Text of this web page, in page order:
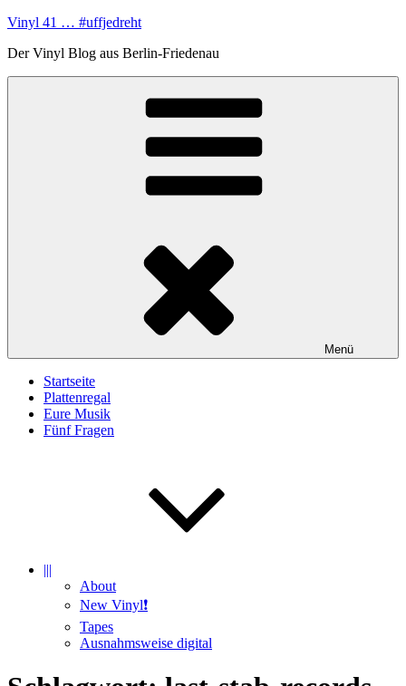
Zum
springen
Vinyl 41 … #uffjedreht
Der Vinyl Blog aus Berlin-Friedenau
Menü
Startseite
Plattenregal
Eure Musik
Fünf Fragen
|||
About
New Vinyl❗️
Tapes
Ausnahmsweise digital